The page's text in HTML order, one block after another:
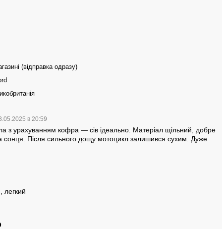
(відправка одразу)
в 20:59
з урахуванням кофра — сів ідеально. Матеріал щільний, добре
сонця. Після сильного дощу мотоцикл залишився сухим. Дуже
легкий